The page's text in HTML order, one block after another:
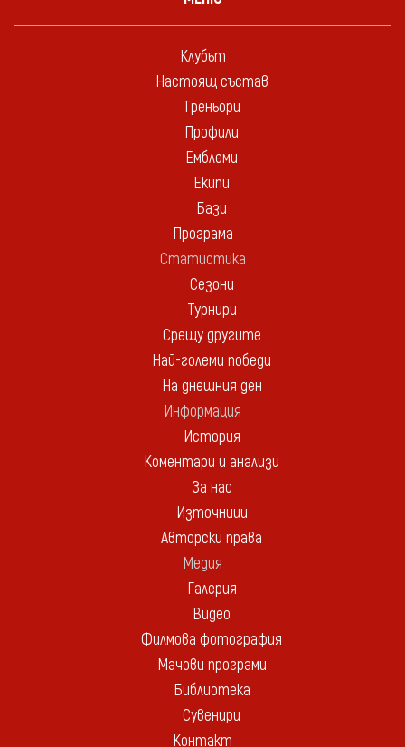
Клубът
Настоящ състав
Треньори
Профили
Емблеми
Екипи
Бази
Програма
Статистика
Сезони
Турнири
Срещу другите
Най-големи победи
На днешния ден
Информация
История
Коментари и анализи
За нас
Източници
Авторски права
Медия
Галерия
Видео
Филмова фотография
Мачови програми
Библиотека
Сувенири
Контакт